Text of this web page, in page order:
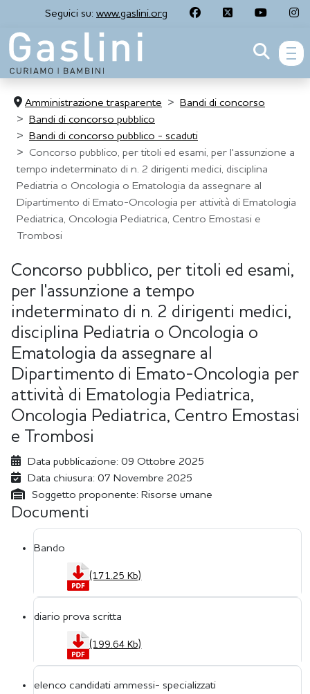
Seguici su: www.gaslini.org
Amministrazione trasparente
Bandi di concorso
Bandi di concorso pubblico
Bandi di concorso pubblico - scaduti
Concorso pubblico, per titoli ed esami, per l'assunzione a
tempo indeterminato di n. 2 dirigenti medici, disciplina
Pediatria o Oncologia o Ematologia da assegnare al
Dipartimento di Emato-Oncologia per attività di Ematologia
Pediatrica, Oncologia Pediatrica, Centro Emostasi e
Trombosi
Concorso pubblico, per titoli ed esami,
per l'assunzione a tempo
indeterminato di n. 2 dirigenti medici,
disciplina Pediatria o Oncologia o
Ematologia da assegnare al
Dipartimento di Emato-Oncologia per
attività di Ematologia Pediatrica,
Oncologia Pediatrica, Centro Emostasi
e Trombosi
Data pubblicazione: 09 Ottobre 2025
Data chiusura: 07 Novembre 2025
Soggetto proponente: Risorse umane
Documenti
Bando
(171.25 Kb)
diario prova scritta
(199.64 Kb)
elenco candidati ammessi- specializzati